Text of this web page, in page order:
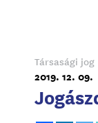
Társasági jog
2019. 12. 09.